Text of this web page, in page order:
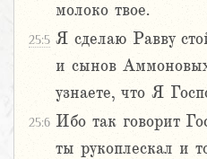
молоко твое.
25:5 Я сделаю Равву
и сынов
узнаете, что Я
25:6 Ибо так говорит
ты рукоплескал и